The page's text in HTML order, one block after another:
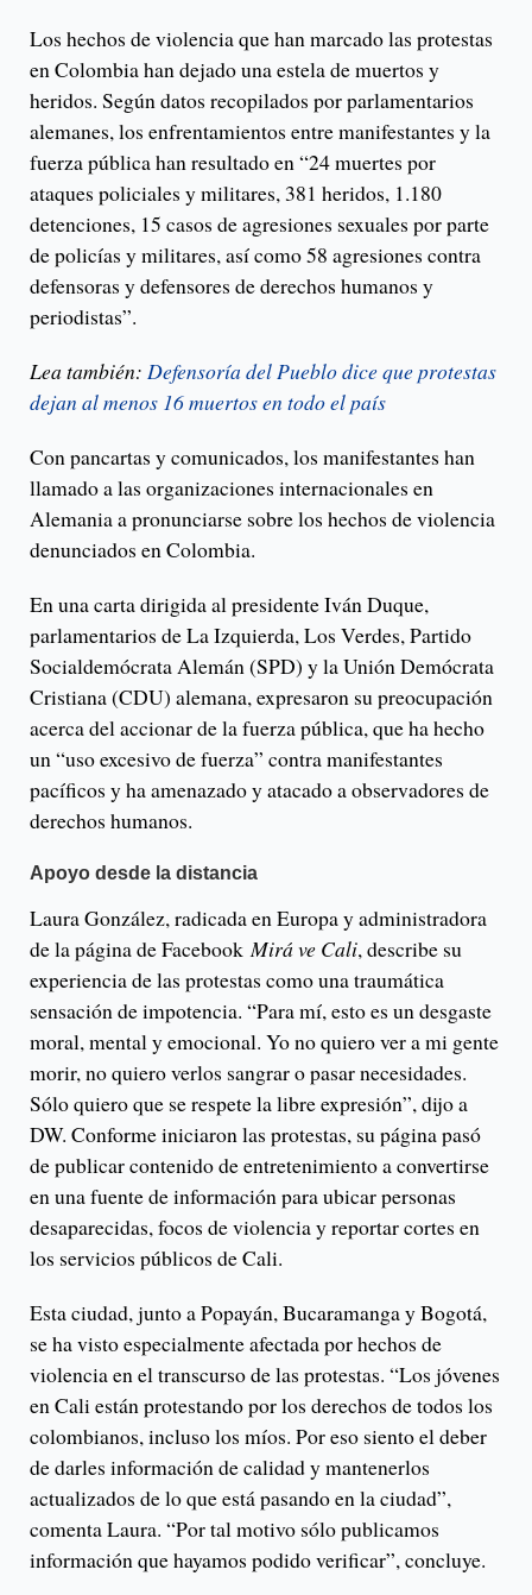
Los hechos de violencia que han marcado las protestas
en Colombia han dejado una estela de muertos y
heridos. Según datos recopilados por parlamentarios
alemanes, los enfrentamientos entre manifestantes y la
fuerza pública han resultado en “24 muertes por
ataques policiales y militares, 381 heridos, 1.180
detenciones, 15 casos de agresiones sexuales por parte
de policías y militares, así como 58 agresiones contra
defensoras y defensores de derechos humanos y
periodistas”.
Lea también: Defensoría del Pueblo dice que protestas
dejan al menos 16 muertos en todo el país
Con pancartas y comunicados, los manifestantes han
llamado a las organizaciones internacionales en
Alemania a pronunciarse sobre los hechos de violencia
denunciados en Colombia.
En una carta dirigida al presidente Iván Duque,
parlamentarios de La Izquierda, Los Verdes, Partido
Socialdemócrata Alemán (SPD) y la Unión Demócrata
Cristiana (CDU) alemana, expresaron su preocupación
acerca del accionar de la fuerza pública, que ha hecho
un “uso excesivo de fuerza” contra manifestantes
pacíficos y ha amenazado y atacado a observadores de
derechos humanos.
Apoyo desde la distancia
Laura González, radicada en Europa y administradora
de la página de FacebookMirá ve Cali, describe su
experiencia de las protestas como una traumática
sensación de impotencia. “Para mí, esto es un desgaste
moral, mental y emocional. Yo no quiero ver a mi gente
morir, no quiero verlos sangrar o pasar necesidades.
Sólo quiero que se respete la libre expresión”, dijo a
DW. Conforme iniciaron las protestas, su página pasó
de publicar contenido de entretenimiento a convertirse
en una fuente de información para ubicar personas
desaparecidas, focos de violencia y reportar cortes en
los servicios públicos de Cali.
Esta ciudad, junto a Popayán, Bucaramanga y Bogotá,
se ha visto especialmente afectada por hechos de
violencia en el transcurso de las protestas. “Los jóvenes
en Cali están protestando por los derechos de todos los
colombianos, incluso los míos. Por eso siento el deber
de darles información de calidad y mantenerlos
actualizados de lo que está pasando en la ciudad”,
comenta Laura. “Por tal motivo sólo publicamos
información que hayamos podido verificar”, concluye.